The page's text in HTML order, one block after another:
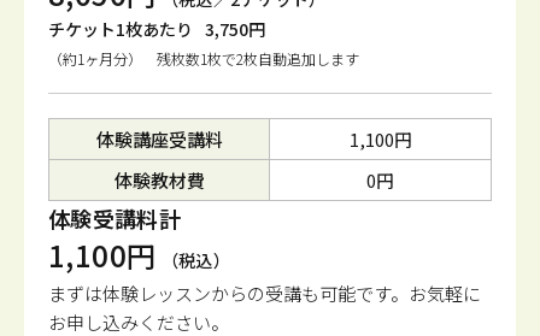
チケット1枚あたり 3,750円
（約1ヶ月分） 残枚数1枚で2枚自動追加します
体験講座受講料
1,100円
体験教材費
0円
体験受講料計
1,100円 （税込）
まずは体験レッスンからの受講も可能です。 お気軽に
お申し込みください。